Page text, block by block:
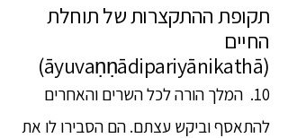
תקופת ההתקצרות של תוחלת
החיים
(āyuvaṇṇādipariyānikathā)
10. המלך הורה לכל השרים והאחרים
להתאסף וביקש עצתם. הם הסבירו לו את